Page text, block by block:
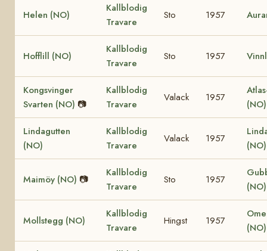
Helen (NO)
Kallblodig
Travare
Sto 1957
Hofflill (NO)
Kallblodig
Travare
Sto 1957
Kongsvinger
Svarten (NO) 📷
Kallblodig
Travare
Valack 1957
Lindagutten
(NO)
Kallblodig
Travare
Valack 1957
Maimöy (NO) 📷
Kallblodig
Travare
Sto 1957
(NO)
Mollstegg (NO)
Kallblodig
Travare
Hingst 1957
(NO)